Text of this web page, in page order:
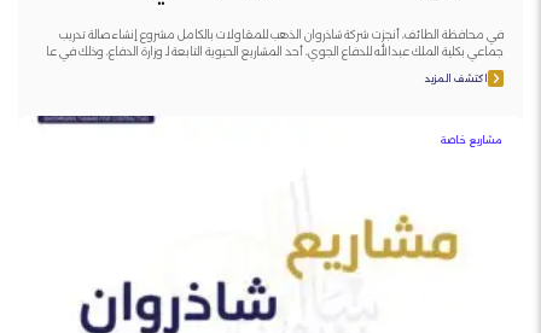
في محافظة الطائف، أنجزت شركة شاذروان الذهب للمقاولات بالكامل مشروع إنشاء صالة تدريب
جماعي بكلية الملك عبدالله للدفاع الجوي، أحد المشاريع الحيوية التابعة لـ وزارة الدفاع، وذلك في عا
اكتشف المزيد
مشاريع خاصة